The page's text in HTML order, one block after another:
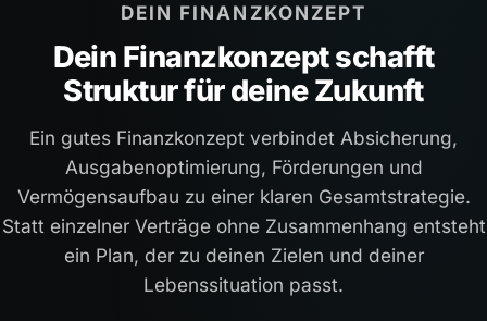
DEIN FINANZKONZEPT
Dein Finanzkonzept schafft
Struktur für deine Zukunft
Ein gutes Finanzkonzept verbindet Absicherung,
Ausgabenoptimierung, Förderungen und
Vermögensaufbau zu einer klaren Gesamtstrategie.
Statt einzelner Verträge ohne Zusammenhang entsteht
ein Plan, der zu deinen Zielen und deiner
Lebenssituation passt.